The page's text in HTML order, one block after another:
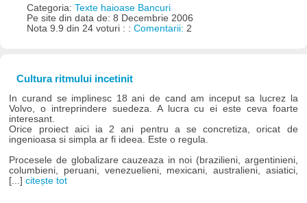
Categoria: Texte haioase Bancuri
Pe site din data de: 8 Decembrie 2006
Nota 9.9 din 24 voturi : : Comentarii: 2
Cultura ritmului incetinit
In curand se implinesc 18 ani de cand am inceput sa lucrez la
Volvo, o intreprindere suedeza. A lucra cu ei este ceva foarte
interesant.
Orice proiect aici ia 2 ani pentru a se concretiza, oricat de
ingenioasa si simpla ar fi ideea. Este o regula.
Procesele de globalizare cauzeaza in noi (brazilieni, argentinieni,
columbieni, peruani, venezuelieni, mexicani, australieni, asiatici,
[...]citește tot